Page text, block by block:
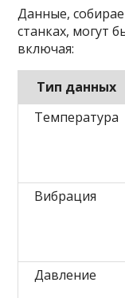
Данные,
станках, могут
включая:
Тип данных
Температура
Вибрация
Давление